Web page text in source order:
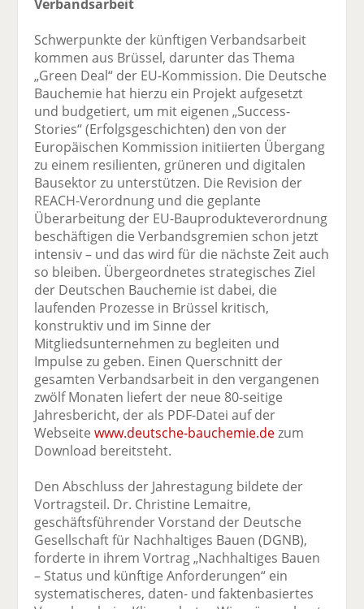
Verbandsarbeit
Schwerpunkte der künftigen Verbandsarbeit
kommen aus Brüssel, darunter das Thema
„Green Deal“ der EU-Kommission. Die Deutsche
Bauchemie hat hierzu ein Projekt aufgesetzt
und budgetiert, um mit eigenen „Success-
Stories“ (Erfolgsgeschichten) den von der
Europäischen Kommission initiierten Übergang
zu einem resilienten, grüneren und digitalen
Bausektor zu unterstützen. Die Revision der
REACH-Verordnung und die geplante
Überarbeitung der EU-Bauprodukteverordnung
beschäftigen die Verbandsgremien schon jetzt
intensiv – und das wird für die nächste Zeit auch
so bleiben. Übergeordnetes strategisches Ziel
der Deutschen Bauchemie ist dabei, die
laufenden Prozesse in Brüssel kritisch,
konstruktiv und im Sinne der
Mitgliedsunternehmen zu begleiten und
Impulse zu geben. Einen Querschnitt der
gesamten Verbandsarbeit in den vergangenen
zwölf Monaten liefert der neue 80-seitige
Jahresbericht, der als PDF-Datei auf der
Webseitewww.deutsche-bauchemie.dezum
Download bereitsteht.
Den Abschluss der Jahrestagung bildete der
Vortragsteil. Dr. Christine Lemaitre,
geschäftsführender Vorstand der Deutsche
Gesellschaft für Nachhaltiges Bauen (DGNB),
forderte in ihrem Vortrag „Nachhaltiges Bauen
– Status und künftige Anforderungen“ ein
systematischeres, daten- und faktenbasiertes